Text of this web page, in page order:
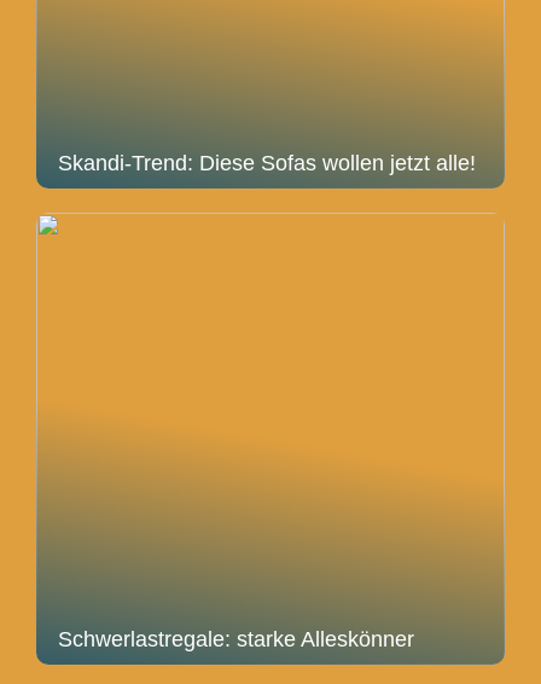
Skandi-Trend: Diese Sofas wollen jetzt alle!
Schwerlastregale: starke Alleskönner